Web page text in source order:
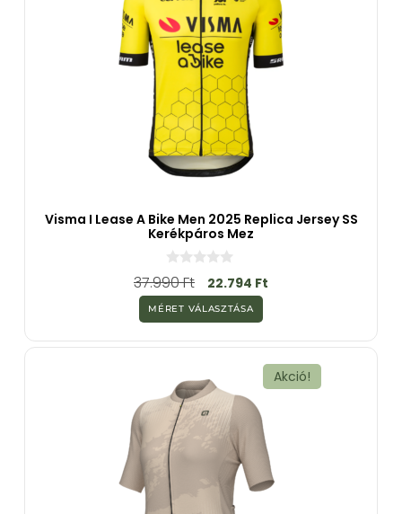
Visma I Lease A Bike Men 2025 Replica Jersey SS
Kerékpáros Mez
0
a
5
-
b
ő
37.990Ft 22.794 Ft
MÉRET VÁLASZTÁSA
Akció!